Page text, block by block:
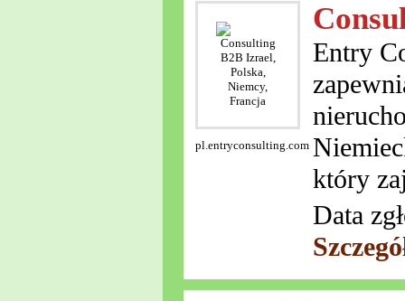
pl.entryconsulting.com
Entry
który
Data